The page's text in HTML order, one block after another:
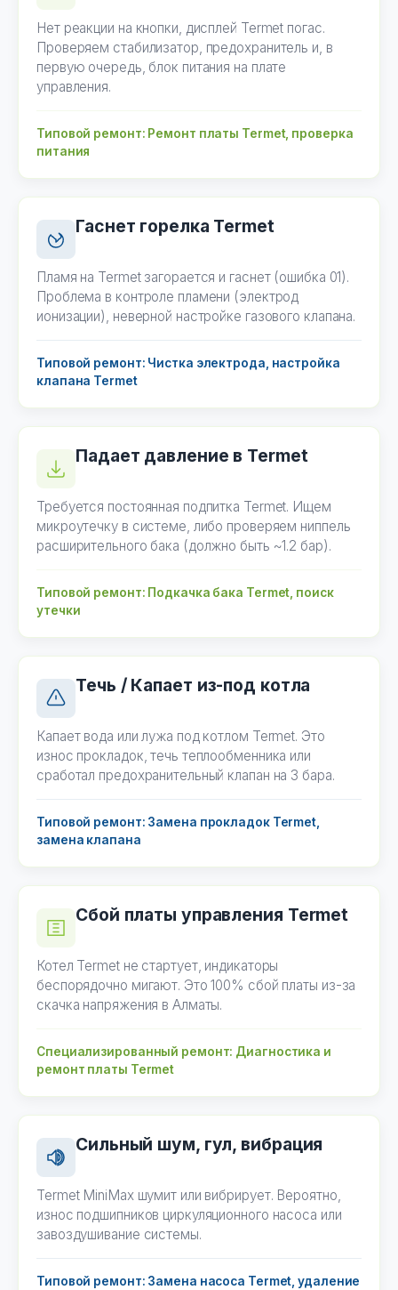
Нет реакции на кнопки, дисплей Termet погас.
Проверяем стабилизатор, предохранитель и, в
первую очередь, блок питания на плате
управления.
Типовой ремонт: Ремонт платы Termet, проверка
питания
Гаснет горелка Termet
Пламя на Termet загорается и гаснет (ошибка 01).
Проблема в контроле пламени (электрод
ионизации), неверной настройке газового клапана.
Типовой ремонт: Чистка электрода, настройка
клапана Termet
Падает давление в Termet
Требуется постоянная подпитка Termet. Ищем
микроутечку в системе, либо проверяем ниппель
расширительного бака (должно быть ~1.2 бар).
Типовой ремонт: Подкачка бака Termet, поиск
утечки
Течь / Капает из-под котла
Капает вода или лужа под котлом Termet. Это
износ прокладок, течь теплообменника или
сработал предохранительный клапан на 3 бара.
Типовой ремонт: Замена прокладок Termet,
замена клапана
Сбой платы управления Termet
Котел Termet не стартует, индикаторы
беспорядочно мигают. Это 100% сбой платы из-за
скачка напряжения в Алматы.
Специализированный ремонт: Диагностика и
ремонт платы Termet
Сильный шум, гул, вибрация
Termet MiniMax шумит или вибрирует. Вероятно,
износ подшипников циркуляционного насоса или
завоздушивание системы.
Типовой ремонт: Замена насоса Termet, удаление